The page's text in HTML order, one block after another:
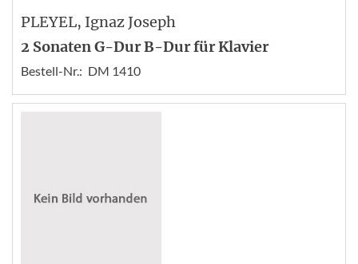
PLEYEL, Ignaz Joseph
2 Sonaten G-Dur B-Dur für Klavier
Bestell-Nr.: DM 1410